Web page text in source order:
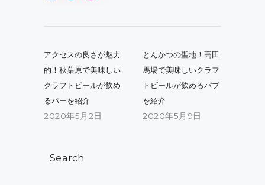
稿
ナ
ビ
ゲ
Previous
アクセスの良さが魅力
的！秋葉原で美味しい
クラフトビールが飲め
るバーを紹介
2020年5月2日
Next
とんかつの聖地！高田
馬場で美味しいクラフ
トビールが飲めるパブ
を紹介
2020年5月9日
Search